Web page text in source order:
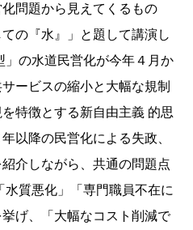
化問題から見えてくるもの
の『水』」と題して講演し
」の水道民営化が今年４月か
ービスの縮小と大幅な規制
特徴とする新自由主義 的思
以降の民営化による失政、
介しながら、共通の問題点
水質悪化」「専門職員不在に
げ、「大幅なコスト削減で